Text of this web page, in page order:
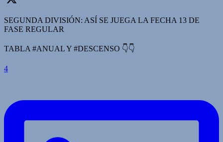
SEGUNDA DIVISIÓN: ASÍ SE JUEGA LA FECHA 13 DE
FASE REGULAR
TABLA #ANUAL Y #DESCENSO 👇👇
4